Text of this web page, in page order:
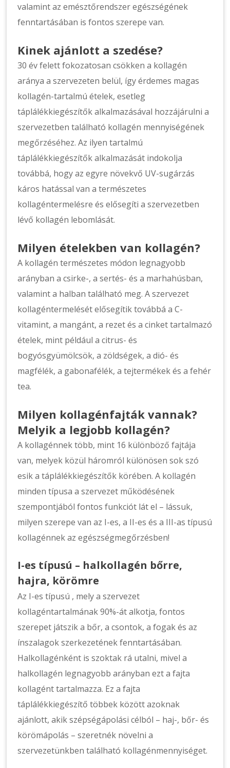
valamint az emésztőrendszer egészségének
fenntartásában is fontos szerepe van.
Kinek ajánlott a szedése?
30 év felett fokozatosan csökken a kollagén
aránya a szervezeten belül, így érdemes magas
kollagén-tartalmú ételek, esetleg
táplálékkiegészítők alkalmazásával hozzájárulni a
szervezetben található kollagén mennyiségének
megőrzéséhez. Az ilyen tartalmú
táplálékkiegészítők alkalmazását indokolja
továbbá, hogy az egyre növekvő UV-sugárzás
káros hatással van a természetes
kollagéntermelésre és elősegíti a szervezetben
lévő kollagén lebomlását.
Milyen ételekben van kollagén?
A kollagén természetes módon legnagyobb
arányban a csirke-, a sertés- és a marhahúsban,
valamint a halban található meg. A szervezet
kollagéntermelését elősegítik továbbá a C-
vitamint, a mangánt, a rezet és a cinket tartalmazó
ételek, mint például a citrus- és
bogyósgyümölcsök, a zöldségek, a dió- és
magfélék, a gabonafélék, a tejtermékek és a fehér
tea.
Milyen kollagénfajták vannak?
Melyik a legjobb kollagén?
A kollagénnek több, mint 16 különböző fajtája
van, melyek közül háromról különösen sok szó
esik a táplálékkiegészítők körében. A kollagén
minden típusa a szervezet működésének
szempontjából fontos funkciót lát el – lássuk,
milyen szerepe van az I-es, a II-es és a III-as típusú
kollagénnek az egészségmegőrzésben!
I-es típusú – halkollagén bőrre,
hajra, körömre
Az I-es típusú , mely a szervezet
kollagéntartalmának 90%-át alkotja, fontos
szerepet játszik a bőr, a csontok, a fogak és az
ínszalagok szerkezetének fenntartásában.
Halkollagénként is szoktak rá utalni, mivel a
halkollagén legnagyobb arányban ezt a fajta
kollagént tartalmazza. Ez a fajta
táplálékkiegészítő többek között azoknak
ajánlott, akik szépségápolási célból – haj-, bőr- és
körömápolás – szeretnék növelni a
szervezetünkben található kollagénmennyiséget.